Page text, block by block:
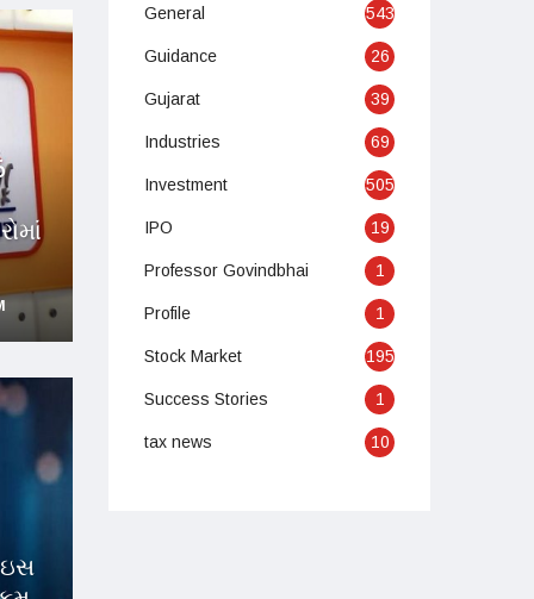
General 543
Guidance 26
Gujarat 39
Industries 69
Investment 505
IPO 19
Professor Govindbhai 1
Profile 1
Stock Market 195
Success Stories 1
tax news 10